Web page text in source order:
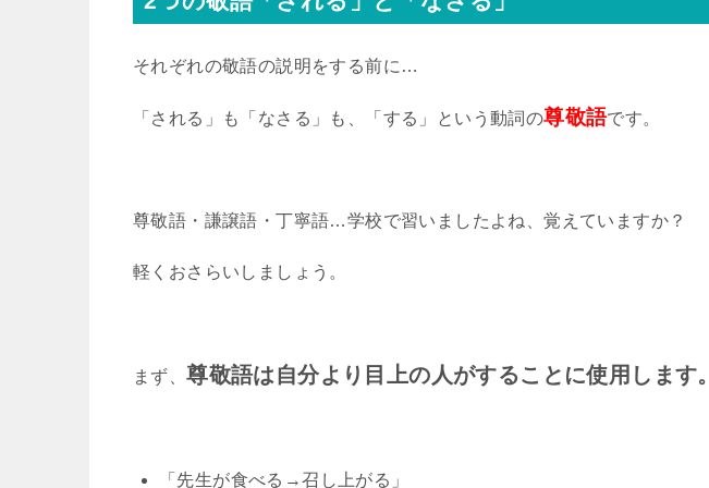
それぞれの敬語の説明をする前に…
「される」も「なさる」も、「する」という動詞の尊敬語です。
尊敬語・謙譲語・丁寧語…学校で習いましたよね、覚えていますか？
軽くおさらいしましょう。
まず、尊敬語は自分より目上の人がすることに使用します。
「先生が食べる→召し上がる」